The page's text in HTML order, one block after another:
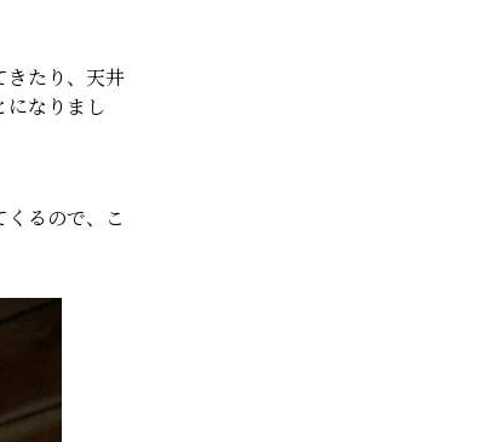
きたり、天井
になりまし
るので、こ